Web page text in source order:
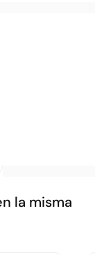
la misma